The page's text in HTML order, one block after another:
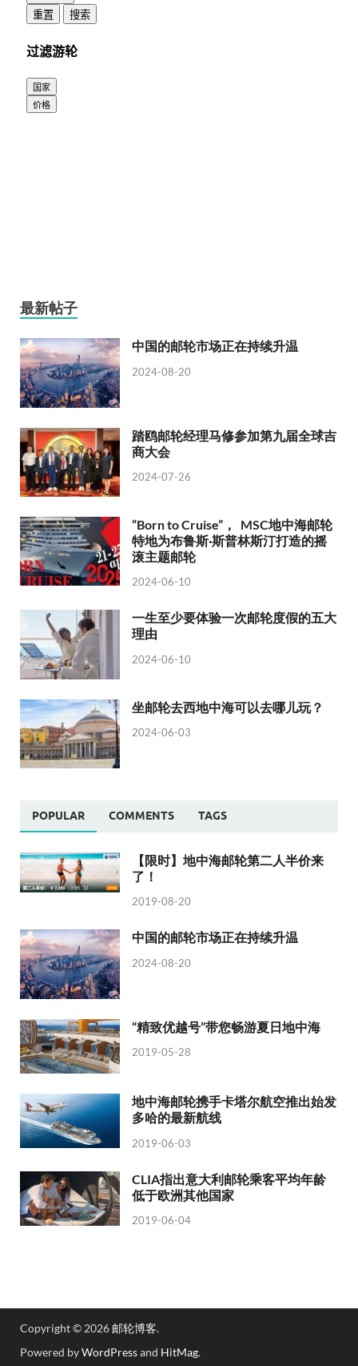
最新帖子
中国的邮轮市场正在持续升温
2024-08-20
踏鸥邮轮经理马修参加第九届全球吉
商大会
2024-07-26
“Born to Cruise”， MSC地中海邮轮
特地为布鲁斯·斯普林斯汀打造的摇
滚主题邮轮
2024-06-10
一生至少要体验一次邮轮度假的五大
理由
2024-06-10
坐邮轮去西地中海可以去哪儿玩？
2024-06-03
POPULAR COMMENTS TAGS
【限时】地中海邮轮第二人半价来
了！
2019-08-20
中国的邮轮市场正在持续升温
2024-08-20
“精致优越号”带您畅游夏日地中海
2019-05-28
地中海邮轮携手卡塔尔航空推出始发
多哈的最新航线
2019-06-03
CLIA指出意大利邮轮乘客平均年龄
低于欧洲其他国家
2019-06-04
Copyright © 2026 邮轮博客.
Powered byWordPressand HitMag.